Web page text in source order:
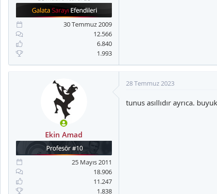
30 Temmuz 2009
12.566
6.840
1.993
Ekin Amad
25 Mayıs 2011
18.906
11.247
1.838
28 Temmuz 2023
tunus asıllıdır ayrıca.